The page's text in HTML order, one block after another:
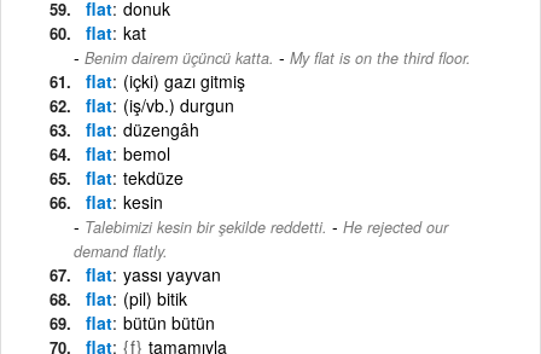
flat donuk
flat kat
Benim dairem üçüncü katta. - My flat is on the third floor.
flat (içki) gazı gitmiş
flat (iş/vb.) durgun
flat düzengâh
flat bemol
flat tekdüze
flat kesin
Talebimizi kesin bir şekilde reddetti. - He rejected our
demand flatly.
flat yassı yayvan
flat (pil) bitik
flat bütün bütün
flat {f} tamamıyla